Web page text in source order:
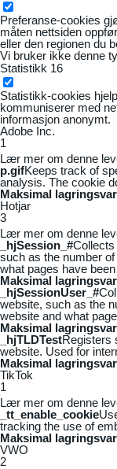
Preferanse-cookies
måten nettsiden
eller den regionen du
Vi bruker ikke denne
Statistikk 16
Statistikk-cookies
kommuniserer med
informasjon anonymt.
Adobe Inc.
1
Lær mer om denne
p.gifKeeps track of
analysis. The cookie
Maksimal
Hotjar
3
Lær mer om denne
_hjSession_#
such as the number
what pages have
Maksimal
_hjSessionUser_#
website, such as the
website and what
Maksimal
_hjTLDTestRegisters
website. Used for
Maksimal
TikTok
1
Lær mer om denne
_tt_enable_cookie
tracking the use of
Maksimal
VWO
2